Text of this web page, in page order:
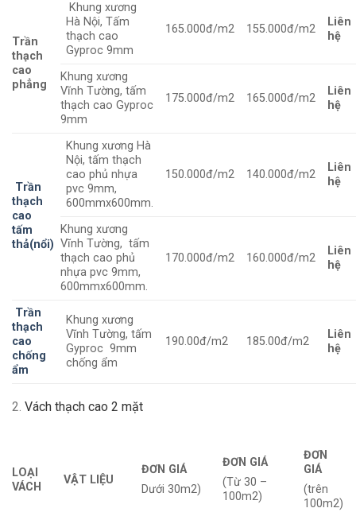
Trần
thạch
cao
phẳng
Khung xương
Hà Nội, Tấm
thạch cao
Gyproc 9mm
165.000đ/m2 155.000đ/m2
Liên
hệ
Khung xương
Vĩnh Tường, tấm
thạch cao Gyproc
9mm
175.000đ/m2 165.000đ/m2
Liên
hệ
Trần
thạch
cao
tấm
thả(nổi)
Khung xương Hà
Nội, tấm thạch
cao phủ nhựa
pvc 9mm,
600mmx600mm.
150.000đ/m2 140.000đ/m2
Liên
hệ
Khung xương
Vĩnh Tường, tấm
thạch cao phủ
nhựa pvc 9mm,
600mmx600mm.
170.000đ/m2 160.000đ/m2
Liên
hệ
Trần
thạch
cao
chống
ẩm
Khung xương
Vĩnh Tường, tấm
Gyproc 9mm
chống ẩm
190.00đ/m2 185.00đ/m2
Liên
hệ
2. Vách thạch cao 2 mặt
LOẠI
VÁCH
VẬT LIỆU
ĐƠN GIÁ
Dưới 30m2)
ĐƠN GIÁ
(Từ 30 –
100m2)
ĐƠN
GIÁ
(trên
100m2)